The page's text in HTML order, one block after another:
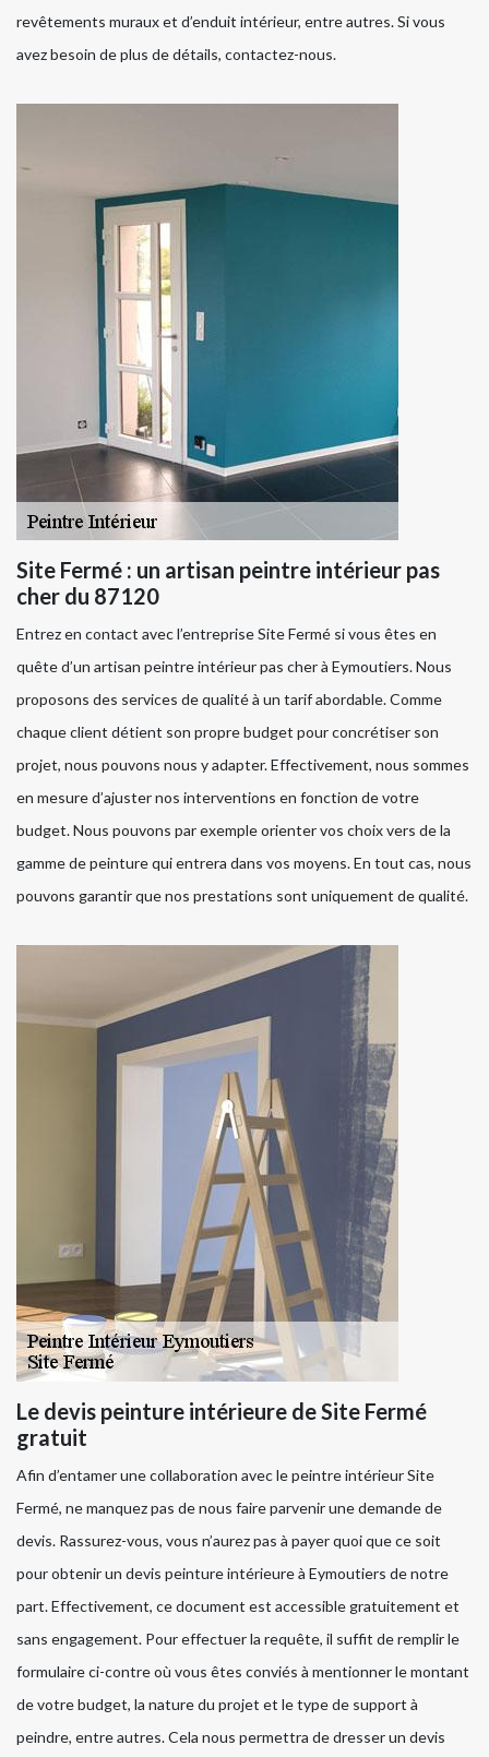
revêtements muraux et d’enduit intérieur, entre autres. Si vous
avez besoin de plus de détails, contactez-nous.
Site Fermé : un artisan peintre intérieur pas
cher du 87120
Entrez en contact avec l’entreprise Site Fermé si vous êtes en
quête d’un artisan peintre intérieur pas cher à Eymoutiers. Nous
proposons des services de qualité à un tarif abordable. Comme
chaque client détient son propre budget pour concrétiser son
projet, nous pouvons nous y adapter. Effectivement, nous sommes
en mesure d’ajuster nos interventions en fonction de votre
budget. Nous pouvons par exemple orienter vos choix vers de la
gamme de peinture qui entrera dans vos moyens. En tout cas, nous
pouvons garantir que nos prestations sont uniquement de qualité.
Le devis peinture intérieure de Site Fermé
gratuit
Afin d’entamer une collaboration avec le peintre intérieur Site
Fermé, ne manquez pas de nous faire parvenir une demande de
devis. Rassurez-vous, vous n’aurez pas à payer quoi que ce soit
pour obtenir un devis peinture intérieure à Eymoutiers de notre
part. Effectivement, ce document est accessible gratuitement et
sans engagement. Pour effectuer la requête, il suffit de remplir le
formulaire ci-contre où vous êtes conviés à mentionner le montant
de votre budget, la nature du projet et le type de support à
peindre, entre autres. Cela nous permettra de dresser un devis